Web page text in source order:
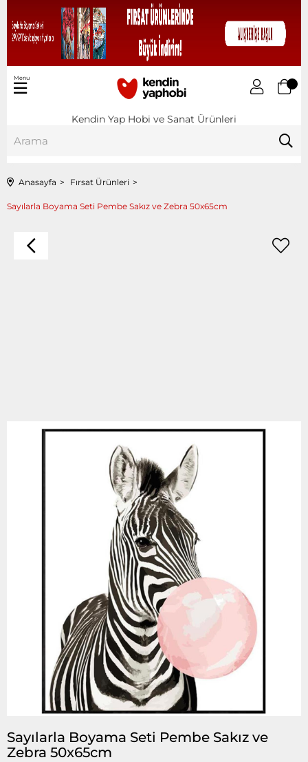
Kendin Yap Hobi ve Sanat Ürünleri
Menu
Anasayfa Fırsat Ürünleri
Sayılarla Boyama Seti Pembe Sakız ve Zebra 50x65cm
Sayılarla Boyama Seti Pembe Sakız ve
Zebra 50x65cm